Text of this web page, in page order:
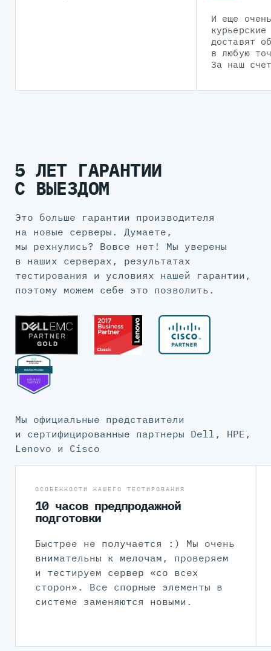
И еще
доставят
в любую
За наш
5 ЛЕТ ГАРАНТИИ
С ВЫЕЗДОМ
Это больше гарантии производителя
на новые серверы. Думаете,
мы рехнулись? Вовсе нет! Мы уверены
в наших серверах, результатах
тестирования и условиях нашей гарантии,
поэтому можем себе это позволить.
Мы официальные представители
и сертифицированные партнеры Dell, HPE,
Lenovo и Cisco
ОСОБЕННОСТИ НАШЕГО ТЕСТИРОВАНИЯ
10 часов предпродажной
подготовки
Быстрее не получается :) Мы очень
внимательны к мелочам, проверяем
и тестируем сервер «со всех
сторон». Все спорные элементы в
системе заменяются новыми.